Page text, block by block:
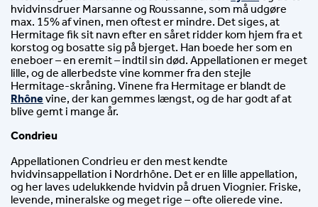
hvidvinsdruer Marsanne og Roussanne, som må udgøre
max. 15% af vinen, men oftest er mindre. Det siges, at
Hermitage fik sit navn efter en såret ridder kom hjem fra et
korstog og bosatte sig på bjerget. Han boede her som en
eneboer – en eremit – indtil sin død. Appellationen er meget
lille, og de allerbedste vine kommer fra den stejle
Rhône vine, der kan gemmes længst, og de har godt af at
blive gemt i mange år.
Condrieu
Appellationen Condrieu er den mest kendte
hvidvinsappellation i Nordrhône. Det er en lille appellation,
og her laves udelukkende hvidvin på druen Viognier. Friske,
levende, mineralske og meget rige – ofte olierede vine.